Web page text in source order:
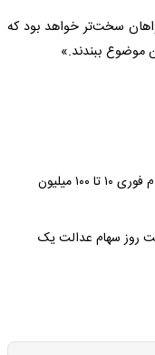
سخت‌تر خواهد بود که
وام برای یارانه بگیران بدون ضامن | وام فوری ۱۰ تا ۱۰۰ میلیون
روز سهام عدالت یک